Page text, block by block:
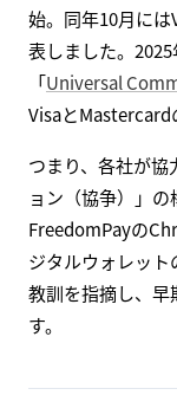
始。同年10月には
表しました。
「Universal
VisaとMastercard
つまり、各社が協
ョン（協争）」の
FreedomPayの
ジタルウォレッ
教訓を指摘し、早
す。